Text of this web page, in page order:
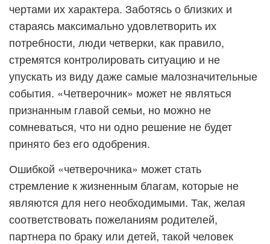
чертами их характера. Заботясь о близких и
стараясь максимально удовлетворить их
потребности, люди четверки, как правило,
стремятся контролировать ситуацию и не
упускать из виду даже самые малозначительные
события. «Четверочник» может не являться
признанным главой семьи, но можно не
сомневаться, что ни одно решение не будет
принято без его одобрения.
Ошибкой «четверочника» может стать
стремление к жизненным благам, которые не
являются для него необходимыми. Так, желая
соответствовать пожеланиям родителей,
партнера по браку или детей, такой человек